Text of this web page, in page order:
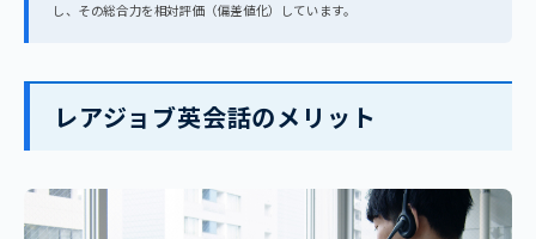
し、その総合力を相対評価（偏差値化）しています。
レアジョブ英会話のメリット